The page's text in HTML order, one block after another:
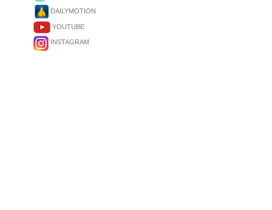
DAILYMOTION
YOUTUBE
INSTAGRAM